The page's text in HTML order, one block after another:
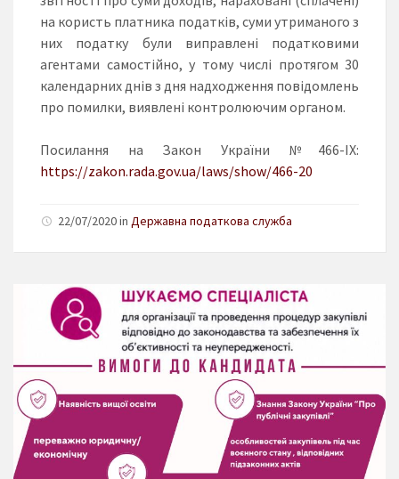
на користь платника податків, суми утриманого з
них податку були виправлені податковими
агентами самостійно, у тому числі протягом 30
календарних днів з дня надходження повідомлень
про помилки, виявлені контролюючим органом.
Посилання на Закон України №466-ІХ:
https://zakon.rada.gov.ua/laws/show/466-20
22/07/2020 in Державна податкова служба